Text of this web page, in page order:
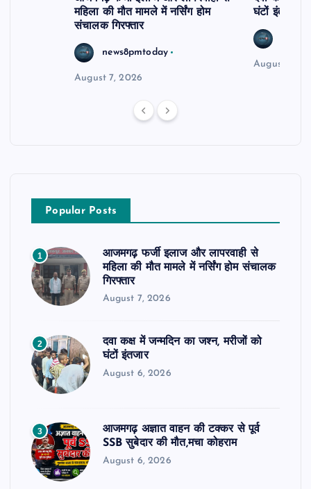
महिला की मौत मामले में नर्सिंग होम
संचालक गिरफ्तार
news8pmtoday
August 7, 2026
घंटों इंतजार
August 6,
Popular Posts
1
आजमगढ़ फर्जी इलाज और लापरवाही से
महिला की मौत मामले में नर्सिंग होम संचालक
गिरफ्तार
August 7, 2026
2
दवा कक्ष में जन्मदिन का जश्न, मरीजों को
घंटों इंतजार
August 6, 2026
3
आजमगढ़ अज्ञात वाहन की टक्कर से पूर्व
SSB सुबेदार की मौत,मचा कोहराम
August 6, 2026